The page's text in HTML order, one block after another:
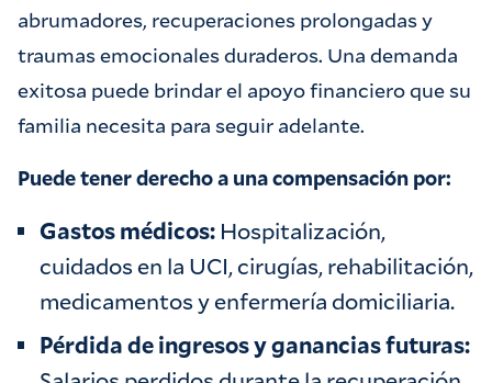
abrumadores, recuperaciones prolongadas y
traumas emocionales duraderos. Una demanda
exitosa puede brindar el apoyo financiero que su
familia necesita para seguir adelante.
Puede tener derecho a una compensación por:
Gastos médicos: Hospitalización,
cuidados en la UCI, cirugías, rehabilitación,
medicamentos y enfermería domiciliaria.
Pérdida de ingresos y ganancias futuras: